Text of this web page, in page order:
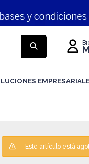
Este artículo está